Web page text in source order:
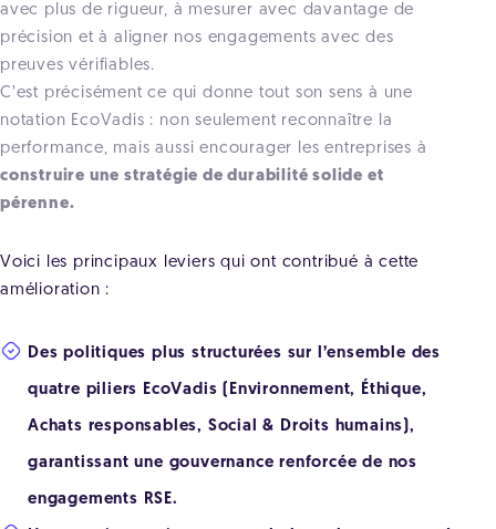
avec plus de rigueur, à mesurer avec davantage de
précision et à aligner nos engagements avec des
preuves vérifiables.
C’est précisément ce qui donne tout son sens à une
notation EcoVadis : non seulement reconnaître la
performance, mais aussi encourager les entreprises à
construire une stratégie de durabilité solide et
pérenne.
Voici les principaux leviers qui ont contribué à cette
amélioration :
Des politiques plus structurées sur l’ensemble des
quatre piliers EcoVadis (Environnement, Éthique,
Achats responsables, Social & Droits humains),
garantissant une gouvernance renforcée de nos
engagements RSE.